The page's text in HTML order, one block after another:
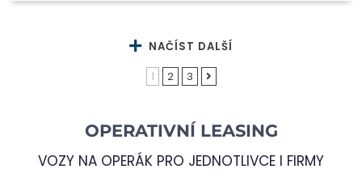
NAČÍST DALŠÍ
1
2 3
OPERATIVNÍ LEASING
VOZY NA OPERÁK PRO JEDNOTLIVCE I FIRMY